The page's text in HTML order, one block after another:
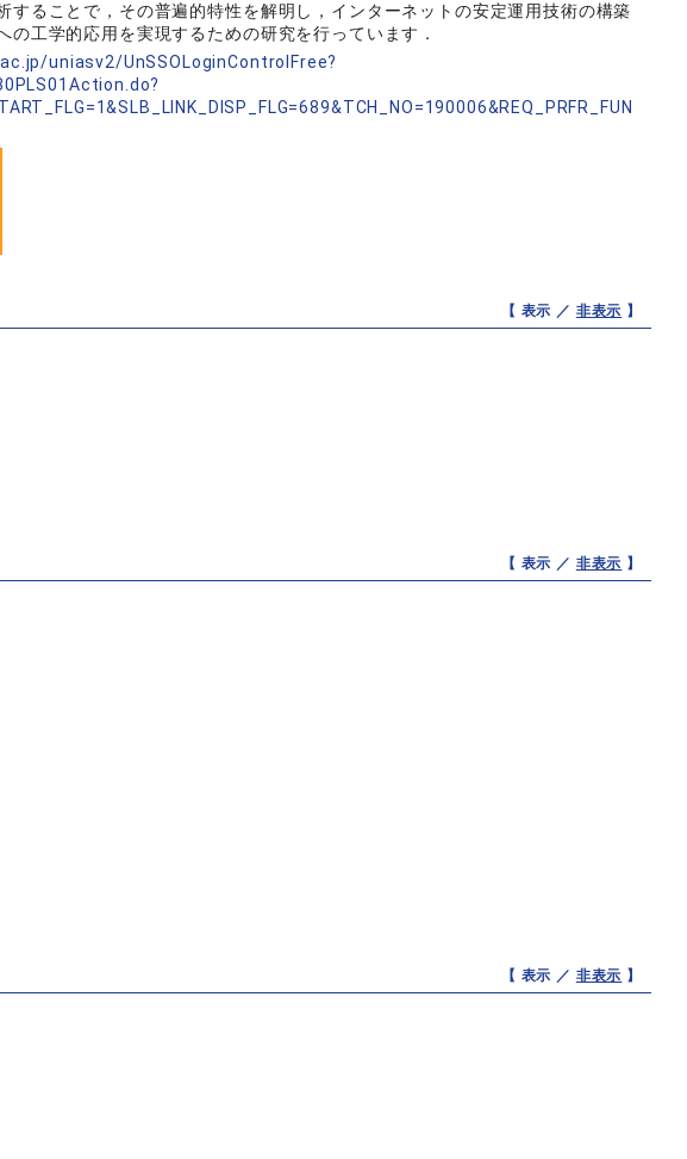
することで，その普遍的特性を解明し，インターネットの安定運用技術の構築
の工学的応用を実現するための研究を行っています．
uniasv2/UnSSOLoginControlFree?
【 表示 ／ 非表示 】
【 表示 ／ 非表示 】
【 表示 ／ 非表示 】